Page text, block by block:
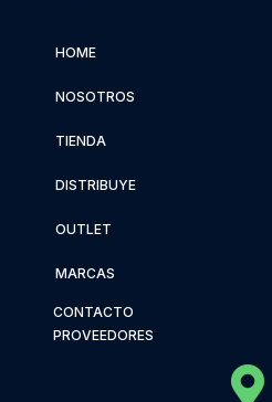
HOME
NOSOTROS
TIENDA
DISTRIBUYE
OUTLET
MARCAS
CONTACTO
PROVEEDORES